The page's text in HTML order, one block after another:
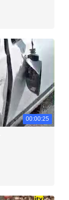
00:00:25